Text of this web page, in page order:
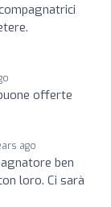
offerte
ago
ben
loro. Ci sarà